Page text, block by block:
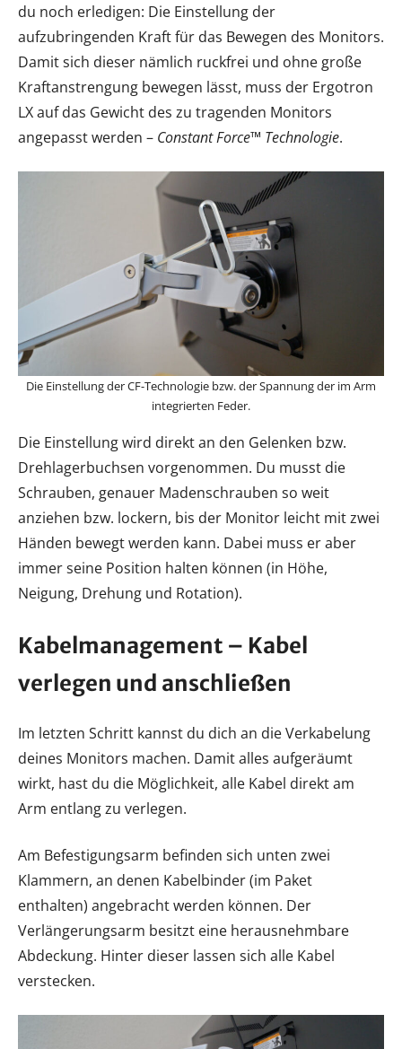
du noch erledigen: Die Einstellung der
aufzubringenden Kraft für das Bewegen des Monitors.
Damit sich dieser nämlich ruckfrei und ohne große
Kraftanstrengung bewegen lässt, muss der Ergotron
LX auf das Gewicht des zu tragenden Monitors
angepasst werden – Constant Force™ Technologie.
Die Einstellung der CF-Technologie bzw. der Spannung der im Arm
integrierten Feder.
Die Einstellung wird direkt an den Gelenken bzw.
Drehlagerbuchsen vorgenommen. Du musst die
Schrauben, genauer Madenschrauben so weit
anziehen bzw. lockern, bis der Monitor leicht mit zwei
Händen bewegt werden kann. Dabei muss er aber
immer seine Position halten können (in Höhe,
Neigung, Drehung und Rotation).
Kabelmanagement – Kabel
verlegen und anschließen
Im letzten Schritt kannst du dich an die Verkabelung
deines Monitors machen. Damit alles aufgeräumt
wirkt, hast du die Möglichkeit, alle Kabel direkt am
Arm entlang zu verlegen.
Am Befestigungsarm befinden sich unten zwei
Klammern, an denen Kabelbinder (im Paket
enthalten) angebracht werden können. Der
Verlängerungsarm besitzt eine herausnehmbare
Abdeckung. Hinter dieser lassen sich alle Kabel
verstecken.